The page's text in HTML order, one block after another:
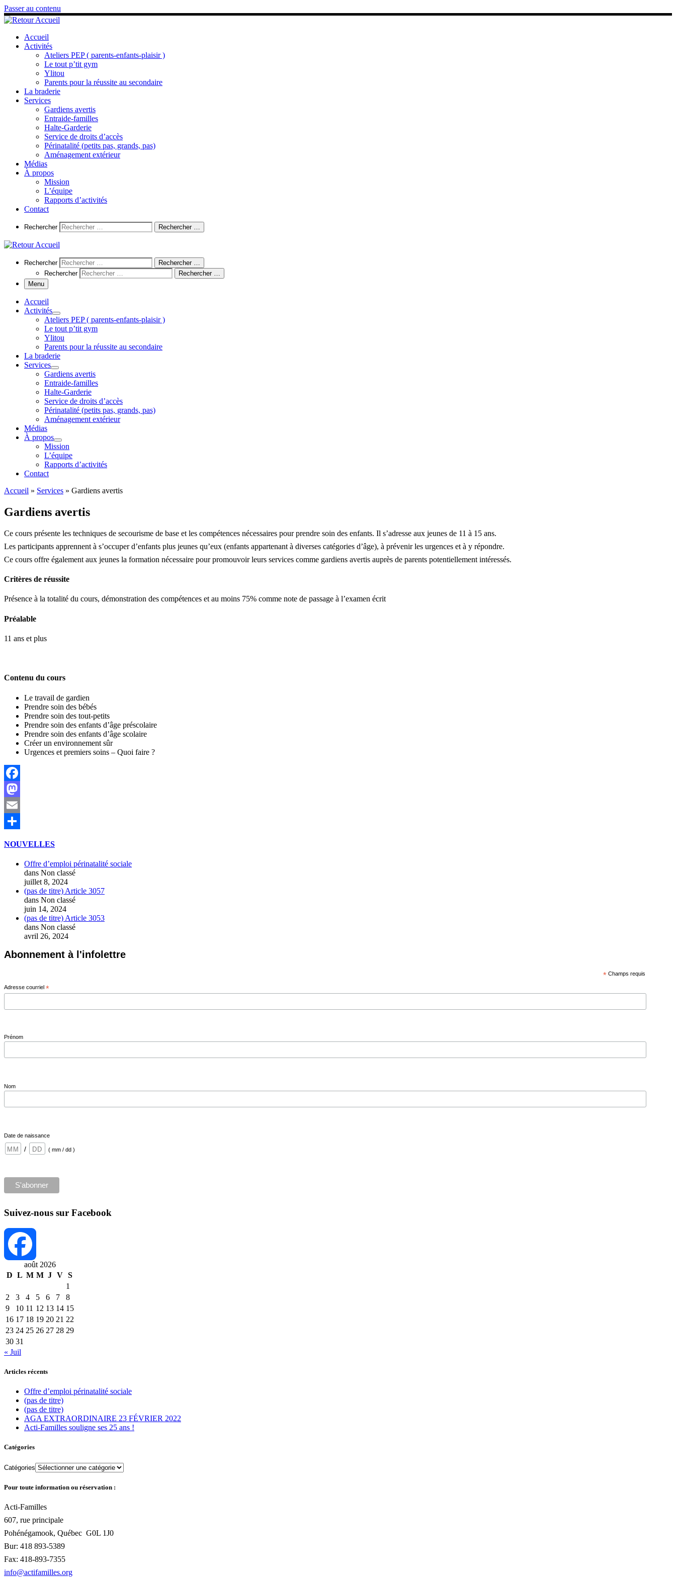
Passer au contenu
Accueil
Activités
Ateliers PEP ( parents-enfants-plaisir )
Le tout p’tit gym
Ylitou
Parents pour la réussite au secondaire
La braderie
Services
Gardiens avertis
Entraide-familles
Halte-Garderie
Service de droits d’accès
Périnatalité (petits pas, grands, pas)
Aménagement extérieur
Médias
À propos
Mission
L’équipe
Rapports d’activités
Contact
Search
Rechercher Rechercher …
Search
Rechercher
Rechercher …
Rechercher
Rechercher …
Menu
Accueil
Activités
Ateliers PEP ( parents-enfants-plaisir )
Le tout p’tit gym
Ylitou
Parents pour la réussite au secondaire
La braderie
Services
Gardiens avertis
Entraide-familles
Halte-Garderie
Service de droits d’accès
Périnatalité (petits pas, grands, pas)
Aménagement extérieur
Médias
À propos
Mission
L’équipe
Rapports d’activités
Contact
Accueil » Services » Gardiens avertis
Gardiens avertis
Ce cours présente les techniques de secourisme de base et les compétences nécessaires pour prendre soin des enfants. Il s’adresse aux jeunes de 11 à 15 ans.
Les participants apprennent à s’occuper d’enfants plus jeunes qu’eux (enfants appartenant à diverses catégories d’âge), à prévenir les urgences et à y répondre.
Ce cours offre également aux jeunes la formation nécessaire pour promouvoir leurs services comme gardiens avertis auprès de parents potentiellement intéressés.
Critères de réussite
Présence à la totalité du cours, démonstration des compétences et au moins 75% comme note de passage à l’examen écrit
Préalable
11 ans et plus
Contenu du cours
Le travail de gardien
Prendre soin des bébés
Prendre soin des tout-petits
Prendre soin des enfants d’âge préscolaire
Prendre soin des enfants d’âge scolaire
Créer un environnement sûr
Urgences et premiers soins – Quoi faire ?
Facebook
Mastodon
Email
NOUVELLES
Offre d’emploi périnatalité sociale
dans Non classé
juillet 8, 2024
(pas de titre) Article 3057
dans Non classé
juin 14, 2024
(pas de titre) Article 3053
dans Non classé
avril 26, 2024
Abonnement à l'infolettre
*Champs requis
Adresse courriel *
Prénom
Nom
Date de naissance
/ ( mm / dd )
Suivez-nous sur Facebook
Facebook
août 2026
D L M M J V S
1
2
3 4 5 6 7
8
9
10 11 12 13 14 15
16 17 18 19 20 21 22
23 24 25 26 27 28 29
30 31
« Juil
Articles récents
Offre d’emploi périnatalité sociale
(pas de titre)
(pas de titre)
AGA EXTRAORDINAIRE 23 FÉVRIER 2022
Acti-Familles souligne ses 25 ans !
Catégories
Catégories
Pour toute information ou réservation :
Acti-Familles
607, rue principale
Pohénégamook, Québec G0L 1J0
Bur: 418 893-5389
Fax: 418-893-7355
info@actifamilles.org